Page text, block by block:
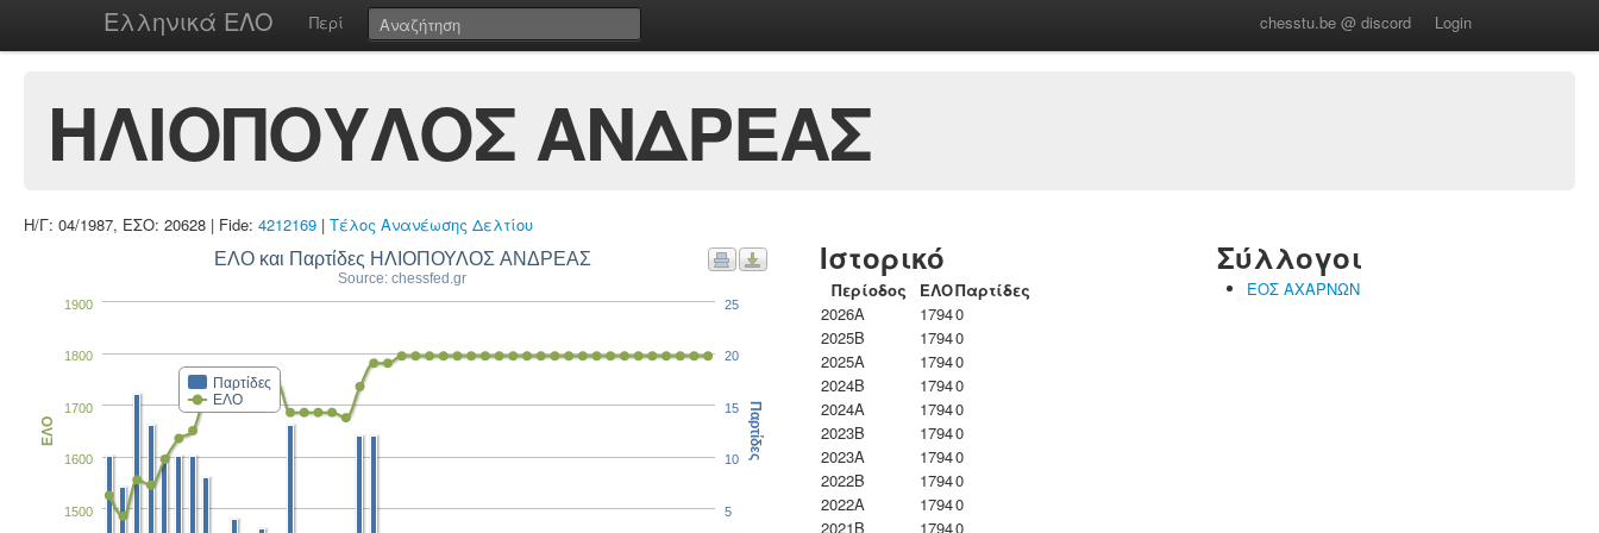
Ελληνικά ΕΛΟ Περί chesstu.be @ discord Login
ΗΛΙΟΠΟΥΛΟΣ ΑΝΔΡΕΑΣ
Η/Γ: 04/1987, ΕΣΟ: 20628 | Fide: 4212169 | Τέλος Ανανέωσης Δελτίου
ΕΛΟ και Παρτίδες ΗΛΙΟΠΟΥΛΟΣ ΑΝΔΡΕΑΣ
Source: chessfed.gr
Παρτίδες
ΕΛΟ
1500
1600
1700
1800
1900
ΕΛΟ
5
10
15
20
25
Παρτίδες
Ιστορικό
Περίοδος ΕΛΟΠαρτίδες
2026A
17940
2025B
17940
2025A
17940
2024B
17940
2024A
17940
2023B
17940
2023Α
17940
2022B
17940
2022A
17940
2021B
17940
Σύλλογοι
ΕΟΣ ΑΧΑΡΝΩΝ